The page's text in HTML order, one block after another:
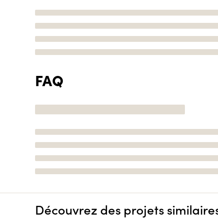
FAQ
Découvrez des projets